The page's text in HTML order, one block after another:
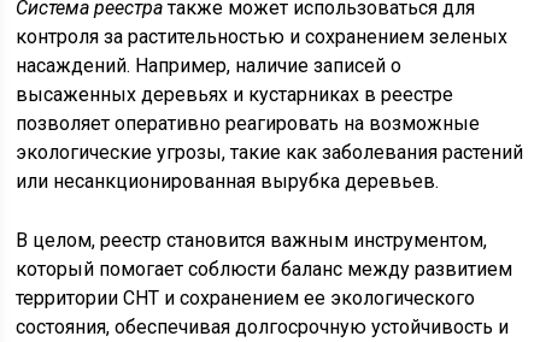
Система реестратакже может использоваться для
контроля за растительностью и сохранением зеленых
насаждений. Например, наличие записей о
высаженных деревьях и кустарниках в реестре
позволяет оперативно реагировать на возможные
экологические угрозы, такие как заболевания растений
или несанкционированная вырубка деревьев.
В целом, реестр становится важным инструментом,
который помогает соблюсти баланс между развитием
территории СНТ и сохранением ее экологического
состояния, обеспечивая долгосрочную устойчивость и